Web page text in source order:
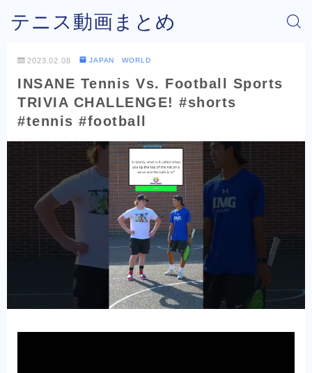
テニス動画まとめ
2023.02.08 JAPAN WORLD
INSANE Tennis Vs. Football Sports
TRIVIA CHALLENGE! #shorts
#tennis #football